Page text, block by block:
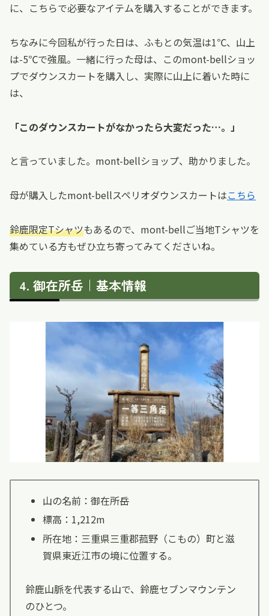
に、こちらで必要なアイテムを購入することができます。
ちなみに今回私が行った日は、ふもとの気温は1℃、山上
は-5℃で強風。一緒に行った母は、このmont-bellショッ
プでダウンスカートを購入し、実際に山上に着いた時に
は、
「このダウンスカートがなかったら大変だった…。」
と言っていました。mont-bellショップ、助かりました。
母が購入したmont-bellスペリオダウンスカートはこちら
鈴鹿限定Tシャツもあるので、mont-bellご当地Tシャツを
集めている方もぜひ立ち寄ってみてくださいね。
御在所岳｜基本情報
山の名前：御在所岳
標高：1,212m
所在地：三重県三重郡菰野（こもの）町と滋
賀県東近江市の境に位置する。
鈴鹿山脈を代表する山で、鈴鹿セブンマウンテン
のひとつ。